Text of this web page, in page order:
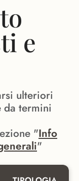
e
ulteriori
da termini
"Info
"